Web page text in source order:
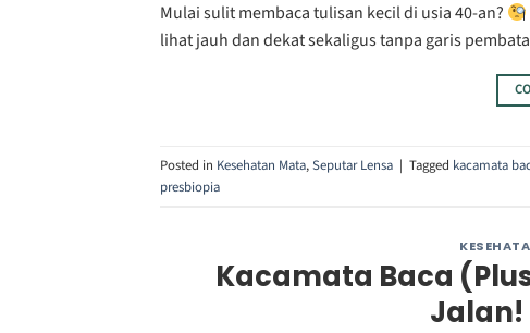
Mulai sulit membaca tulisan kecil di usia 40-an?
lihat jauh dan dekat sekaligus tanpa garis
Posted in Kesehatan Mata,Seputar Lensa | Tagged kacamata
presbiopia
Kacamata Baca
Jalan!